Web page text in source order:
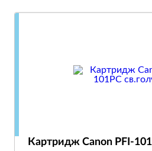
Картридж Canon PFI-